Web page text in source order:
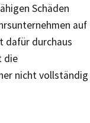
Schäden
auf
dafür durchaus
die
nicht vollständig